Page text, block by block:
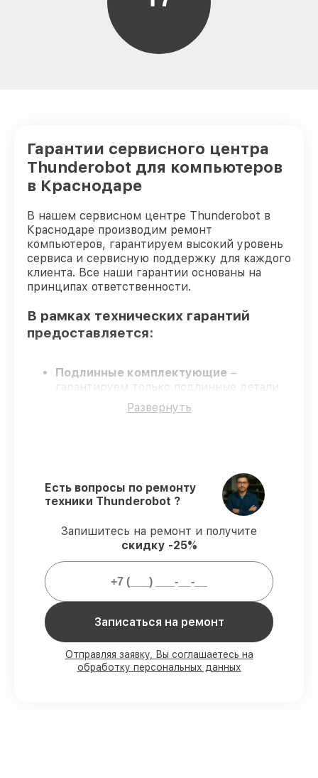
Гарантии сервисного центра
Thunderobot для компьютеров
в Краснодаре
В нашем сервисном центре Thunderobot в
Краснодаре производим ремонт
компьютеров, гарантируем высокий уровень
сервиса и сервисную поддержку для каждого
клиента. Все наши гарантии основаны на
принципах ответственности.
В рамках технических гарантий
предоставляется:
Подлинные комплектующие –
гарантируем только подлинные детали
для компьютеров.
Опытные мастера– мастера проходят
Гарантийное обслуживание – починка с
полным гарантийным сопровождением.
Гарантии на сервис компьютеров:
заказов закрываем при клиенте
90%
складе, остальное доставляем быстро
Фирменные детали и качественные
аналоги
клиента
85%починок занимают не более пары
Развернуть
Есть вопросы по ремонту
техники Thunderobot ?
Запишитесь на ремонт и получите
скидку -25%
Записаться на ремонт
Отправляя заявку, Вы соглашаетесь на
обработку персональных данных